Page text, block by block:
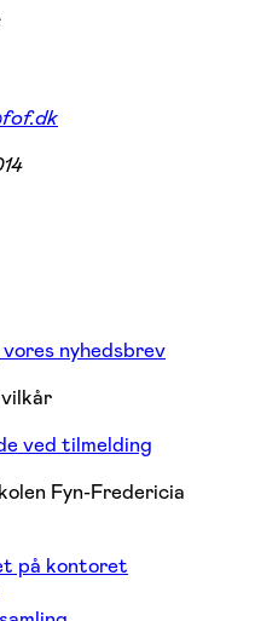
nyhedsbrev
ved tilmelding
Fyn-Fredericia
på kontoret